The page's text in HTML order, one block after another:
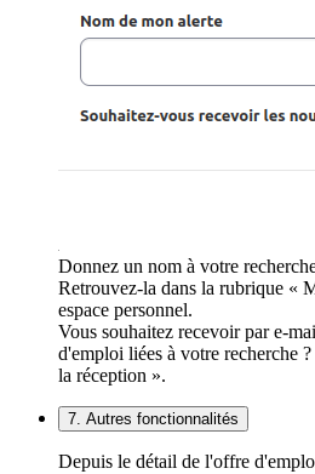
Donnez un nom à votre
Retrouvez-la dans la rubrique «
espace personnel.
Vous souhaitez recevoir par e-
d'emploi liées à votre recherche
la réception ».
7. Autres fonctionnalités
Depuis le détail de l'offre